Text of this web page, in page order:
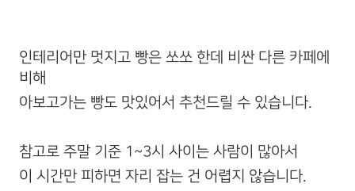
인테리어만 멋지고 빵은 쏘쏘 한데 비싼 다른 카페에
비해
아보고가는 빵도 맛있어서 추천드릴 수 있습니다.
참고로 주말 기준 1~3시 사이는 사람이 많아서
이 시간만 피하면 자리 잡는 건 어렵지 않습니다.